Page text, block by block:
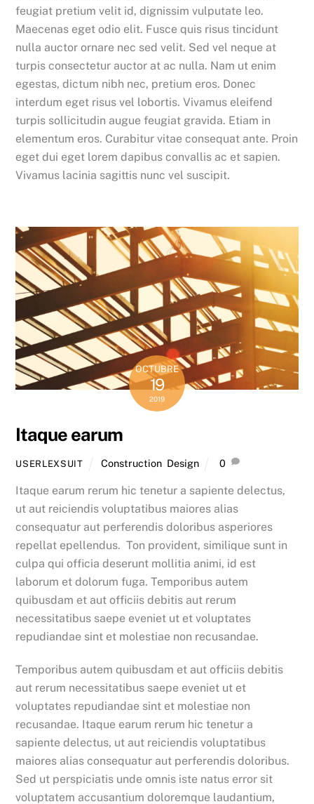
feugiat pretium velit id, dignissim vulputate leo.
Maecenas eget odio elit. Fusce quis risus tincidunt
nulla auctor ornare nec sed velit. Sed vel neque at
turpis consectetur auctor at ac nulla. Nam ut enim
egestas, dictum nibh nec, pretium eros. Donec
interdum eget risus vel lobortis. Vivamus eleifend
turpis sollicitudin augue feugiat gravida. Etiam in
elementum eros. Curabitur vitae consequat ante. Proin
eget dui eget lorem dapibus convallis ac et sapien.
Vivamus lacinia sagittis nunc vel suscipit.
OCTUBRE
19
2019
Itaque earum
USERLEXSUIT Construction, Design 0
Itaque earum rerum hic tenetur a sapiente delectus,
ut aut reiciendis voluptatibus maiores alias
consequatur aut perferendis doloribus asperiores
repellat epellendus. Ton provident, similique sunt in
culpa qui officia deserunt mollitia animi, id est
laborum et dolorum fuga. Temporibus autem
quibusdam et aut officiis debitis aut rerum
necessitatibus saepe eveniet ut et voluptates
repudiandae sint et molestiae non recusandae.
Temporibus autem quibusdam et aut officiis debitis
aut rerum necessitatibus saepe eveniet ut et
voluptates repudiandae sint et molestiae non
recusandae. Itaque earum rerum hic tenetur a
sapiente delectus, ut aut reiciendis voluptatibus
maiores alias consequatur aut perferendis doloribus.
Sed ut perspiciatis unde omnis iste natus error sit
voluptatem accusantium doloremque laudantium,